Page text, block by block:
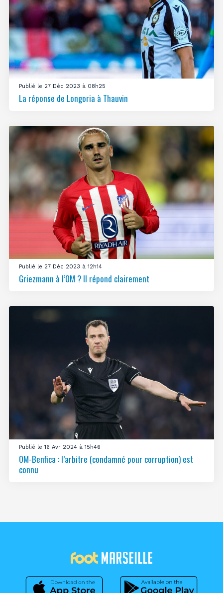
Publié le 27 Déc 2023 à 08h25
La réponse de Longoria à Thauvin
Publié le 27 Déc 2023 à 12h14
Griezmann à l’OM ? Il répond clairement
Publié le 16 Avr 2024 à 15h46
OM-Benfica : l’arbitre (condamné pour corruption) est
connu